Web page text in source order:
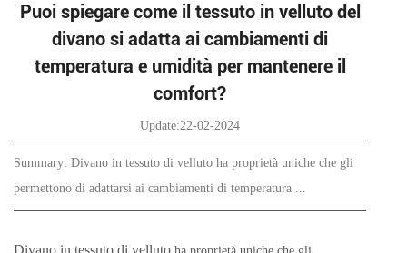
Puoi spiegare come il tessuto in velluto del
divano si adatta ai cambiamenti di
temperatura e umidità per mantenere il
comfort?
Update:22-02-2024
Summary: Divano in tessuto di velluto ha proprietà uniche che gli
permettono di adattarsi ai cambiamenti di temperatura ...
Divano in tessuto di velluto